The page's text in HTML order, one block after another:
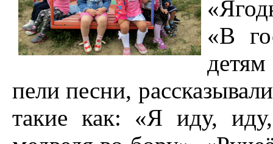
«В
пели песни,
такие как: «Я иду,